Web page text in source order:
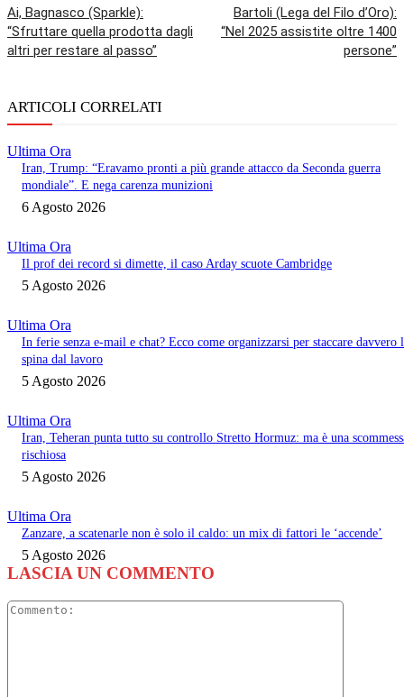
Ai, Bagnasco (Sparkle):
“Sfruttare quella prodotta dagli
altri per restare al passo”
Bartoli (Lega del Filo d’Oro):
“Nel 2025 assistite oltre 1400
persone”
ARTICOLI CORRELATI
Ultima Ora
Iran, Trump: “Eravamo pronti a più grande attacco da Seconda guerra
mondiale”. E nega carenza munizioni
6 Agosto 2026
Ultima Ora
Il prof dei record si dimette, il caso Arday scuote Cambridge
5 Agosto 2026
Ultima Ora
In ferie senza e-mail e chat? Ecco come organizzarsi per staccare davvero
spina dal lavoro
5 Agosto 2026
Ultima Ora
Iran, Teheran punta tutto su controllo Stretto Hormuz: ma è una
rischiosa
5 Agosto 2026
Ultima Ora
Zanzare, a scatenarle non è solo il caldo: un mix di fattori le ‘accende’
5 Agosto 2026
LASCIA UN COMMENTO